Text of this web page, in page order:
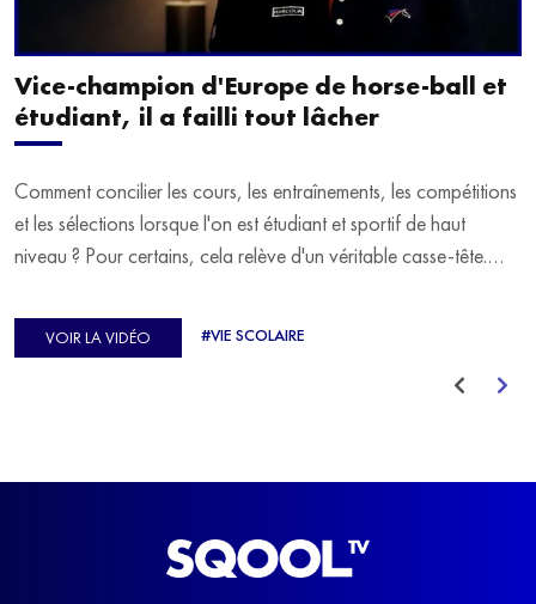
Vice-champion d'Europe de horse-ball et
étudiant, il a failli tout lâcher
Comment concilier les cours, les entraînements, les compétitions
et les sélections lorsque l'on est étudiant et sportif de haut
niveau ? Pour certains, cela relève d'un véritable casse-tête.
d'Europe de Horse-ball, qui a failli abandonner ses études
avant de trouver un nouvel équilibre.
VOIR LA VIDÉO #VIE SCOLAIRE